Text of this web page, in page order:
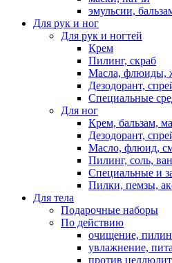
эмульсии,
Для рук и ног
Для рук и ногтей
Крем
Пилинг, скраб
Масла, флюиды,
Дезодорант,
Специальные
Для ног
Крем, бальзам,
Дезодорант,
Масло, флюид,
Пилинг, соль,
Специальные и
Пилки, пемзы,
Для тела
Подарочные наборы
По действию
очищение,
увлажнение,
против